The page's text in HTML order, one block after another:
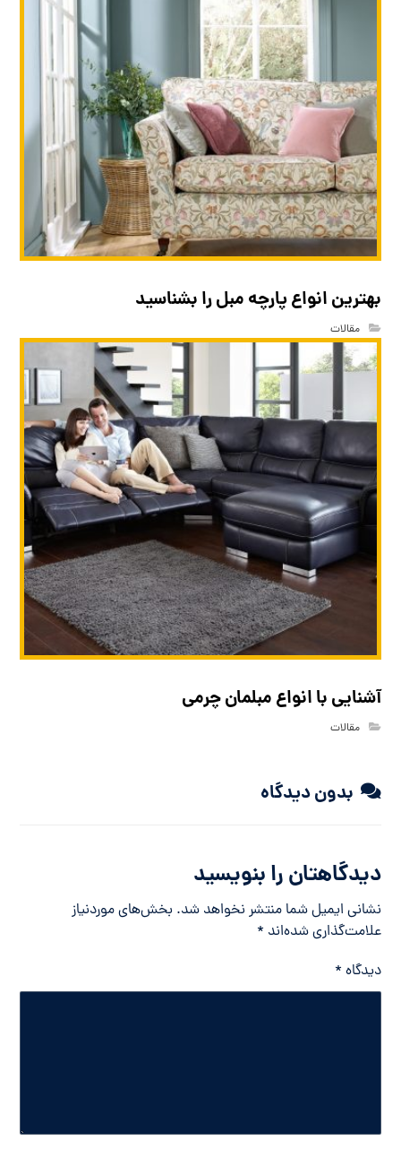
بهترین انواع پارچه مبل را بشناسید
مقالات
آشنایی با انواع مبلمان چرمی
مقالات
بدون دیدگاه
دیدگاهتان را بنویسید
نشانی ایمیل شما منتشر نخواهد شد. بخش‌های موردنیاز
علامت‌گذاری شده‌اند *
دیدگاه *